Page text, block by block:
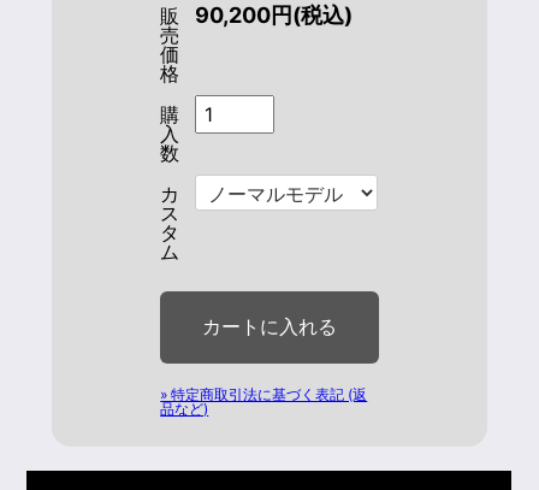
販
売
価
格
90,200円(税込)
購
入
数
カ
ス
タ
ム
» 特定商取引法に基づく表記 (返
品など)